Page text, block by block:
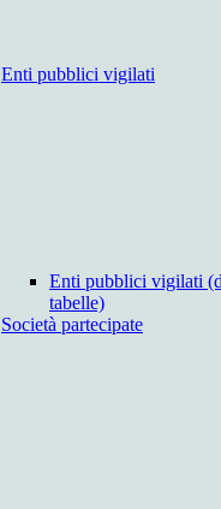
Enti pubblici vigilati
Enti pubblici vigilati
tabelle)
Società partecipate